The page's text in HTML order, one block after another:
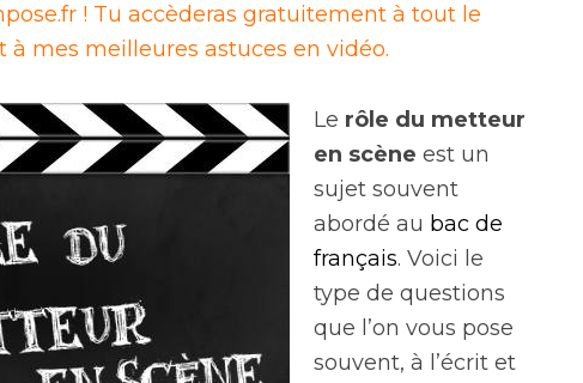
! Tu accèderas gratuitement à tout le
à mes meilleures astuces en vidéo.
Le rôle du metteur
en scène est un
sujet souvent
abordé au bac de
français. Voici le
type de questions
que l’on vous pose
souvent, à l’écrit et